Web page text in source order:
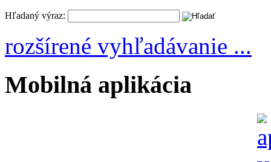
Hľadaný výraz:
rozšírené vyhľadávanie ...
Mobilná aplikácia